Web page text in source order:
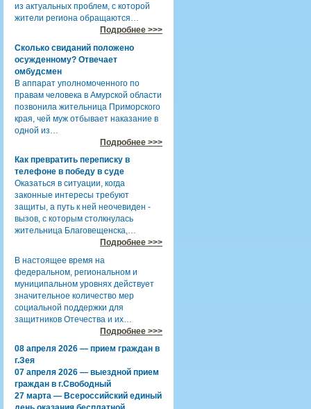
из актуальных проблем, с которой
жители региона обращаются…
Подробнее >>>
Сколько свиданий положено
осужденному? Отвечает
омбудсмен
В аппарат уполномоченного по
правам человека в Амурской области
позвонила жительница Приморского
края, чей муж отбывает наказание в
одной из…
Подробнее >>>
Как превратить переписку в
телефоне в победу в суде
Оказаться в ситуации, когда
законные интересы требуют
защиты, а путь к ней неочевиден -
вызов, с которым столкнулась
жительница Благовещенска,…
Подробнее >>>
В настоящее время на
федеральном, региональном и
муниципальном уровнях действует
значительное количество мер
социальной поддержки для
защитников Отечества и их…
Подробнее >>>
08 апреля 2026 — прием граждан в
г.Зея
07 апреля 2026 — выездной прием
граждан в г.Свободный
27 марта — Всероссийский единый